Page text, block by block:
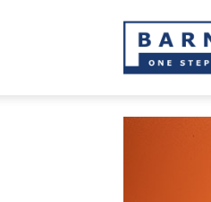
Sound
Blog